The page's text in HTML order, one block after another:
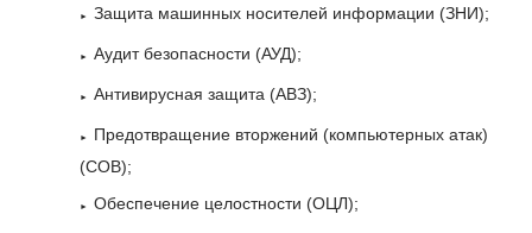
Защита машинных носителей информации (ЗНИ);
Аудит безопасности (АУД);
Антивирусная защита (АВЗ);
Предотвращение вторжений (компьютерных атак)
(СОВ);
Обеспечение целостности (ОЦЛ);